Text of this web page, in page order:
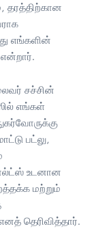
தரத்திற்கான
எங்களின்
என்றார்.
சச்சின்
எங்கள்
பட்லு,
உடனான
மற்றும்
தெரிவித்தார்.